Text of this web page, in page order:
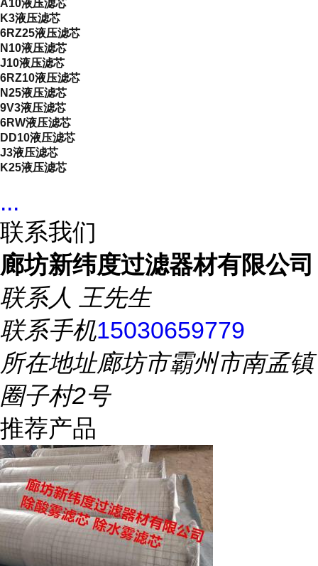
A10液压滤芯
K3液压滤芯
6RZ25液压滤芯
N10液压滤芯
J10液压滤芯
6RZ10液压滤芯
N25液压滤芯
9V3液压滤芯
6RW液压滤芯
DD10液压滤芯
J3液压滤芯
K25液压滤芯
...
联系我们
廊坊新纬度过滤器材有限公司
联系人 王先生
联系手机15030659779
所在地址廊坊市霸州市南孟镇
圈子村2号
推荐产品